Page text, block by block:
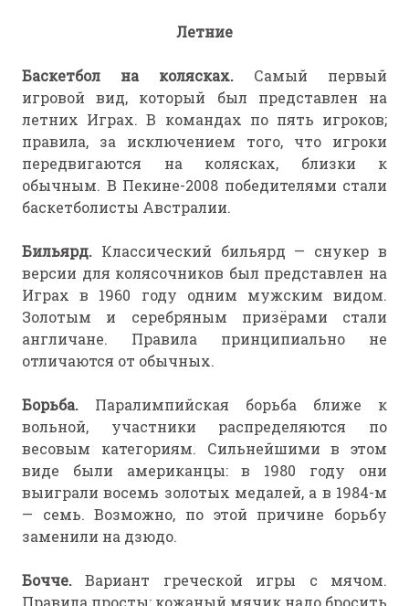
Летние
Баскетбол на колясках. Самый первый
игровой вид, который был представлен на
летних Играх. В командах по пять игроков;
правила, за исключением того, что игроки
передвигаются на колясках, близки к
обычным. В Пекине-2008 победителями стали
баскетболисты Австралии.
Бильярд. Классический бильярд — снукер в
версии для колясочников был представлен на
Играх в 1960 году одним мужским видом.
Золотым и серебряным призёрами стали
англичане. Правила принципиально не
отличаются от обычных.
Борьба. Паралимпийская борьба ближе к
вольной, участники распределяются по
весовым категориям. Сильнейшими в этом
виде были американцы: в 1980 году они
выиграли восемь золотых медалей, а в 1984-м
— семь. Возможно, по этой причине борьбу
заменили на дзюдо.
Бочче.Вариант греческой игры с мячом.
Правила просты: кожаный мячик надо бросить